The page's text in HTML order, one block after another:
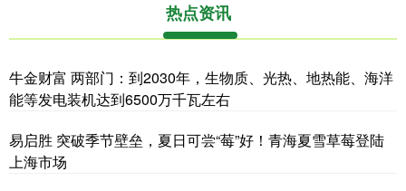
热点资讯
牛金财富 两部门：到2030年，生物质、光热、地热能、海洋
能等发电装机达到6500万千瓦左右
易启胜 突破季节壁垒，夏日可尝“莓”好！青海夏雪草莓登陆
上海市场